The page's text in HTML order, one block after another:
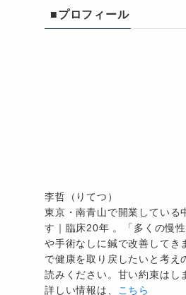
■プロフィール
李哲（りてつ）
東京・南青山で開業している
す｜臨床20年 。「多くの慢
や手術なしに鍼で改善してき
で健康を取り戻したいと考え
読みください。甘い約束はし
詳しい情報は、 こちら